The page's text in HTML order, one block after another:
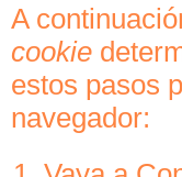
A
cookie
estos pasos
navegador: